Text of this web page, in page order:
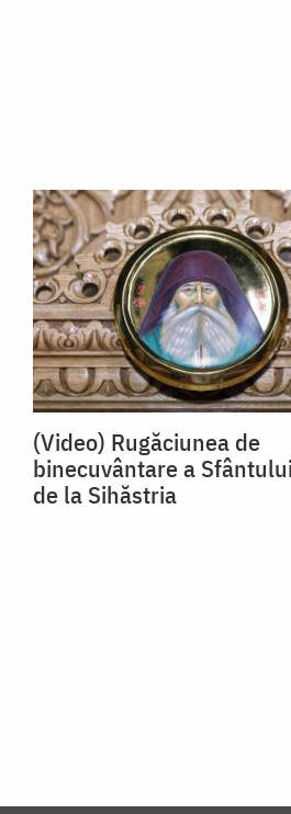
(Video) Rugăciunea de
binecuvântare a
de la Sihăstria